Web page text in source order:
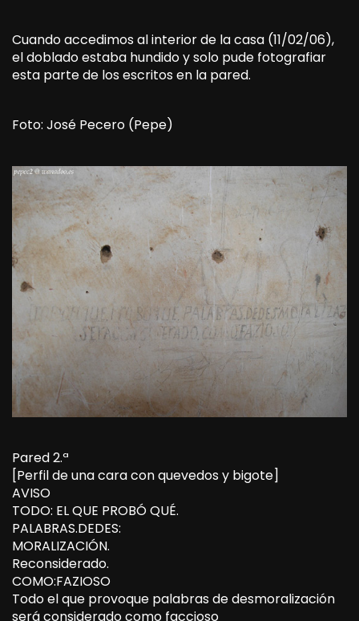
Cuando accedimos al interior de la casa (11/02/06),
el doblado estaba hundido y solo pude fotografiar
esta parte de los escritos en la pared.
Foto: José Pecero (Pepe)
Pared 2.ª
[Perfil de una cara con quevedos y bigote]
AVISO
TODO: EL QUE PROBÓ QUÉ.
PALABRAS.DEDES:
MORALIZACIÓN.
Reconsiderado.
COMO:FAZIOSO
Todo el que provoque palabras de desmoralización
será considerado como faccioso